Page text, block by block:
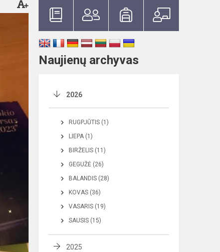
Naujienų archyvas
2026
RUGPJŪTIS (1)
LIEPA (1)
BIRŽELIS (11)
GEGUŽĖ (26)
BALANDIS (28)
KOVAS (36)
VASARIS (19)
SAUSIS (15)
2025